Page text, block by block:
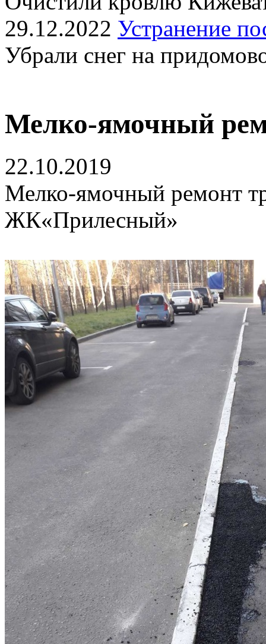
29.12.2022 Устранение
Убрали снег на
Мелко-ямочный
22.10.2019
Мелко-ямочный ремонт
ЖК«Прилесный»